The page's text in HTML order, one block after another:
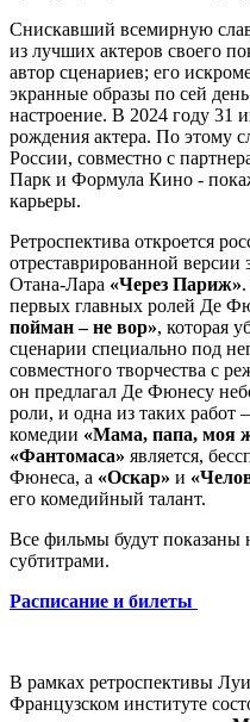
Снискавший всемирную
из лучших актеров своего
автор сценариев; его
экранные образы по сей
настроение. В 2024 году 31
рождения актера. По этому
России, совместно с
Парк и Формула Кино -
карьеры.
Ретроспектива откроется
отреставрированной
Отана-Лара «Через Париж»
первых главных ролей Де
пойман – не вор», которая
сценарии специально под
совместного творчества с
он предлагал Де Фюнесу
роли, и одна из таких
комедии «Мама, папа, моя
«Фантомаса» является,
Фюнеса, а «Оскар» и
его комедийный талант.
Все фильмы будут показаны
субтитрами.
Расписание и билеты
В рамках ретроспективы
Французском институте